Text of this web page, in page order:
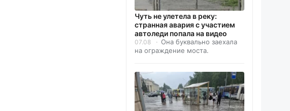
Чуть не улетела в реку:
странная авария с участием
автоледи попала на видео
07.08
Она буквально заехала
на ограждение моста.